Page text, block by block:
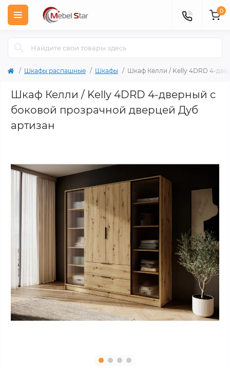
0
Шкафы распашные Шкафы Шкаф Келли / Kelly 4DRD 4-
Шкаф Келли / Kelly 4DRD 4-дверный с
боковой прозрачной дверцей Дуб
артизан